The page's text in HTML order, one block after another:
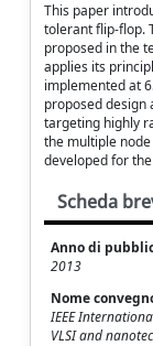
This paper
tolerant flip-flop.
proposed in the
applies its
implemented at
proposed design
targeting highly
the multiple
developed for
Scheda
Anno di
2013
Nome
IEEE
VLSI and